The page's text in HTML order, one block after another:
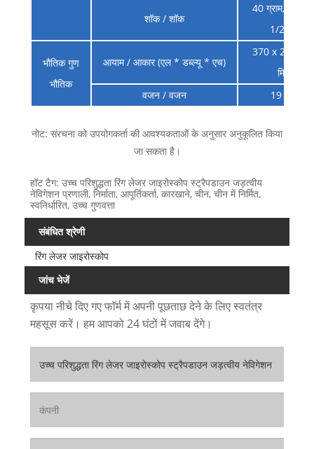
शॉक / शॉक
40 ग्राम, 11
1/2 साइन
भौतिक गुण
भौतिक
आयाम / आकार (एल * डब्ल्यू * एच)
370 x 275 x
मिमी _
वजन / वजन
19 किग्रा
नोट: संरचना को उपयोगकर्ता की आवश्यकताओं के अनुसार अनुकूलित किया
जा सकता है।
हॉट टैग: उच्च परिशुद्धता रिंग लेजर जाइरोस्कोप स्ट्रैपडाउन जड़त्वीय
नेविगेशन प्रणाली, निर्माता, आपूर्तिकर्ता, कारखाने, चीन, चीन में निर्मित,
स्वनिर्धारित, उच्च गुणवत्ता
संबंधित श्रेणी
रिंग लेजर जाइरोस्कोप
जांच भेजें
कृपया नीचे दिए गए फॉर्म में अपनी पूछताछ देने के लिए स्वतंत्र
महसूस करें। हम आपको 24 घंटों में जवाब देंगे।